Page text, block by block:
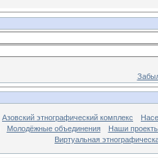
Азовский этнографический комплекс
Молодёжные объединения
Наши
Виртуальная